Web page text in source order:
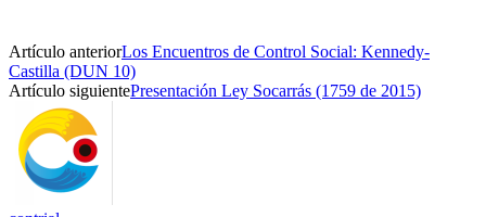
Artículo anteriorLos Encuentros de Control Social: Kennedy-
Castilla (DUN 10)
Artículo siguientePresentación Ley Socarrás (1759 de 2015)